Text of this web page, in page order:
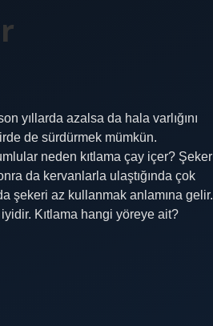
yıllarda azalsa da hala varlığını
de sürdürmek mümkün.
neden kıtlama çay içer? Şeker
da kervanlarla ulaştığında çok
şekeri az kullanmak anlamına gelir.
Kıtlama hangi yöreye ait?